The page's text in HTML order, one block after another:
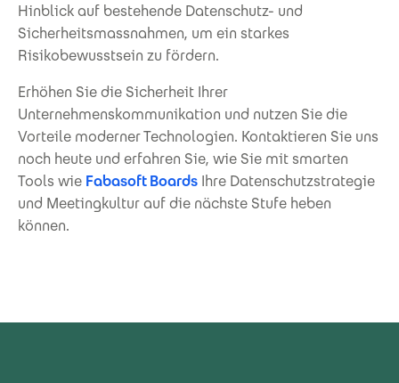
Hinblick auf bestehende Datenschutz- und
Sicherheitsmassnahmen, um ein starkes
Risikobewusstsein zu fördern.
Erhöhen Sie die Sicherheit Ihrer
Unternehmenskommunikation und nutzen Sie die
Vorteile moderner Technologien. Kontaktieren Sie uns
noch heute und erfahren Sie, wie Sie mit smarten
Tools wie Fabasoft Boards Ihre Datenschutzstrategie
und Meetingkultur auf die nächste Stufe heben
können.